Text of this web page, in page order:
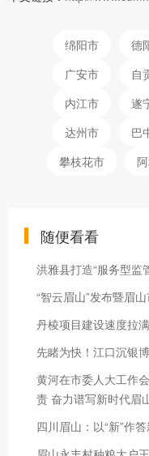
绵阳市 德
广安市
自
内江市
遂
达州市
巴
攀枝花市
随便看看
洪雅县打造“服务型监
“智云眉山”发布暨眉
丹棱项目建设速度拉
先睹为快！江口沉银
黄河在市委人大工作
责 奋力谱写新时代眉
四川眉山：以“新”作